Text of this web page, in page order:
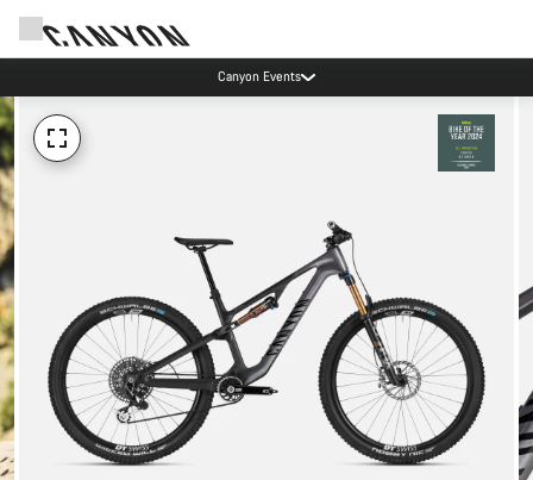
Canyon Events